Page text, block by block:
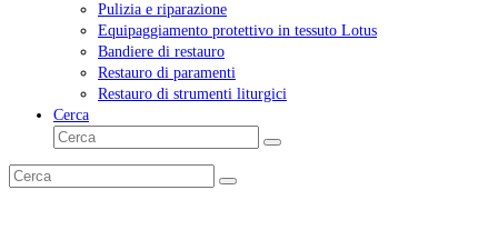
Pulizia e riparazione
Equipaggiamento protettivo in tessuto Lotus
Bandiere di restauro
Restauro di paramenti
Restauro di strumenti liturgici
Cerca
Cerca
Invia
Cerca
Invia